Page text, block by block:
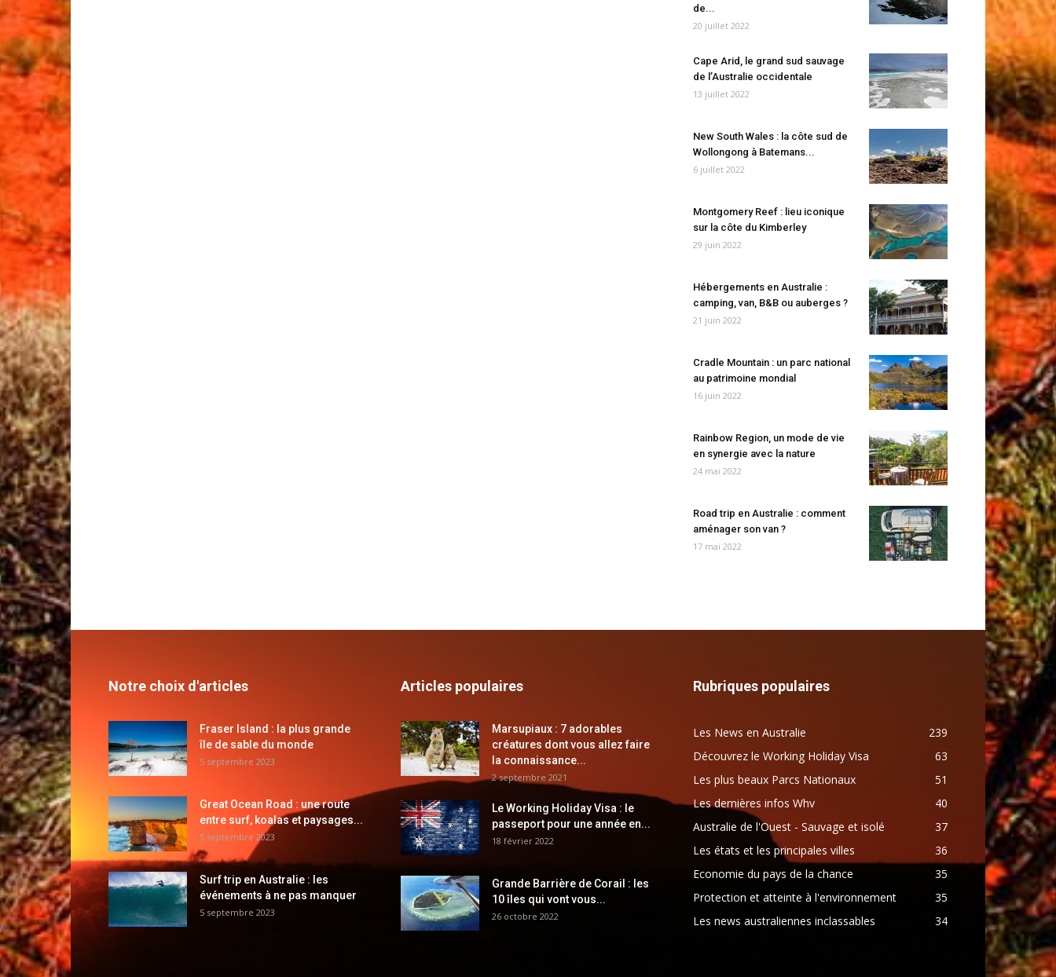
de...
20 juillet 2022
Cape Arid, le grand sud sauvage
de l’Australie occidentale
13 juillet 2022
New South Wales : la côte sud de
Wollongong à Batemans...
6 juillet 2022
Montgomery Reef : lieu iconique
sur la côte du Kimberley
29 juin 2022
Hébergements en Australie :
camping, van, B&B ou auberges ?
21 juin 2022
Cradle Mountain : un parc national
au patrimoine mondial
16 juin 2022
Rainbow Region, un mode de vie
en synergie avec la nature
24 mai 2022
Road trip en Australie : comment
aménager son van ?
17 mai 2022
Notre choix d'articles
Fraser Island : la plus grande
île de sable du monde
5 septembre 2023
Great Ocean Road : une route
entre surf, koalas et paysages...
5 septembre 2023
Surf trip en Australie : les
événements à ne pas manquer
5 septembre 2023
Articles populaires
Marsupiaux : 7 adorables
créatures dont vous allez faire
la connaissance...
2 septembre 2021
Le Working Holiday Visa : le
passeport pour une année en...
18 février 2022
Grande Barrière de Corail : les
10 îles qui vont vous...
26 octobre 2022
Rubriques populaires
Les News en Australie
239
Découvrez le Working Holiday Visa
63
Les plus beaux Parcs Nationaux
51
Les dernières infos Whv
40
Australie de l'Ouest - Sauvage et isolé
37
Les états et les principales villes
36
Economie du pays de la chance
35
Protection et atteinte à l'environnement
35
Les news australiennes inclassables
34